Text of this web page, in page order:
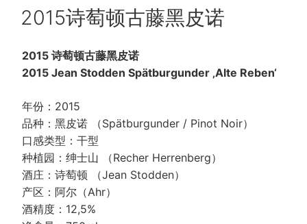
ON
2015诗萄顿古藤黑皮诺
2015 诗萄顿古藤黑皮诺
2015 Jean Stodden Spätburgunder ‚Alte Reben‘
年份：2015
品种：黑皮诺 （Spätburgunder / Pinot Noir）
口感类型：干型
种植园：绅士山 （Recher Herrenberg）
酒庄：诗萄顿 （Jean Stodden）
产区：阿尔（Ahr）
酒精度：12,5%